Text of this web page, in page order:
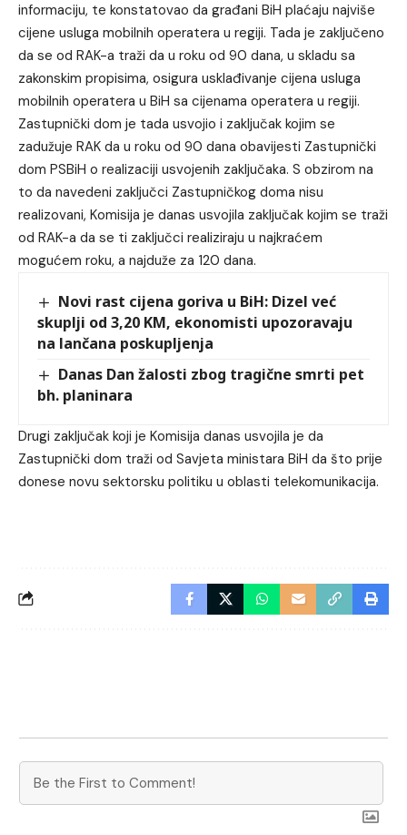
informaciju, te konstatovao da građani BiH plaćaju najviše
cijene usluga mobilnih operatera u regiji. Tada je zaključeno
da se od RAK-a traži da u roku od 90 dana, u skladu sa
zakonskim propisima, osigura usklađivanje cijena usluga
mobilnih operatera u BiH sa cijenama operatera u regiji.
Zastupnički dom je tada usvojio i zaključak kojim se
zadužuje RAK da u roku od 90 dana obavijesti Zastupnički
dom PSBiH o realizaciji usvojenih zaključaka. S obzirom na
to da navedeni zaključci Zastupničkog doma nisu
realizovani, Komisija je danas usvojila zaključak kojim se traži
od RAK-a da se ti zaključci realiziraju u najkraćem
mogućem roku, a najduže za 120 dana.
Novi rast cijena goriva u BiH: Dizel već
skuplji od 3,20 KM, ekonomisti upozoravaju
na lančana poskupljenja
Danas Dan žalosti zbog tragične smrti pet
bh. planinara
Drugi zaključak koji je Komisija danas usvojila je da
Zastupnički dom traži od Savjeta ministara BiH da što prije
donese novu sektorsku politiku u oblasti telekomunikacija.